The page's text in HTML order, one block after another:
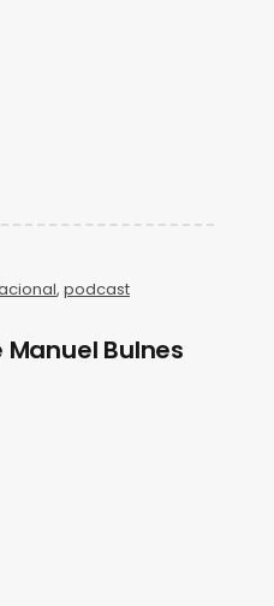
, podcast
Manuel Bulnes